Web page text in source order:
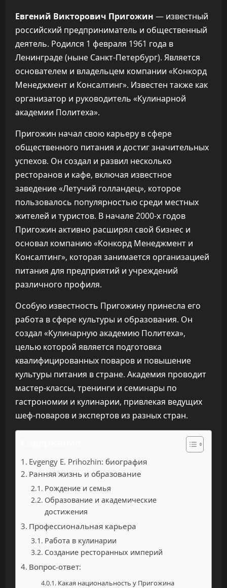
Евгений Викторович Пригожин — известный
российский предприниматель и общественный
деятель. Родился 1 февраля 1961 года в
Ленинграде (ныне Санкт-Петербург). Является
основателем и владельцем компании «Конкорд
Менеджмент и Консалтинг». Известен также как
организатор и руководитель «Кулинарной
академии Политеха».
Пригожин начал свою карьеру в сфере
общественного питания и достиг значительных
успехов. Он создал и развил несколько
ресторанов и кафе, включая известное
заведение «Летучий голландец», которое
пользовалось популярностью среди местных
жителей и туристов. В начале 2000-х годов
Пригожин активно расширял свой бизнес и
основал компанию «Конкорд Менеджмент и
Консалтинг», которая занимается организацией
питания для предприятий и учреждений
различного профиля.
Особую известность Пригожину принесла его
работа в сфере культуры и образования. Он
создал «Кулинарную академию Политеха»,
целью которой является подготовка
квалифицированных поваров и повышение
культуры питания в стране. Академия проводит
мастер-классы, тренинги и семинары по
гастрономии и кулинарии, привлекая ведущих
шеф-поваров и экспертов из разных стран.
Evgengy E. Prihozhin: биография
Ранняя жизнь и образование
Рождение и семья
Образование и академические
достижения
Профессиональная карьера
Работа в кулинарии
Создание ресторанных империй
Вопрос-ответ:
Какая национальность у Пригожина